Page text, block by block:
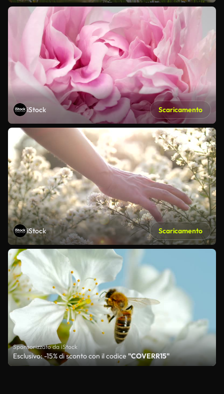
iStock Scaricamento
iStock Scaricamento
Sponsorizzato da iStock
Esclusivo: -15% di sconto con il codice "COVERR15"